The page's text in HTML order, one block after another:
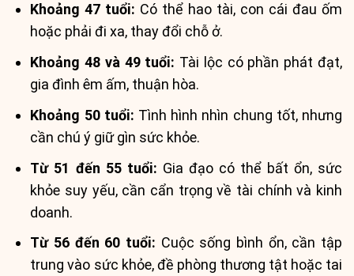
Khoảng 47 tuổi: Có thể hao tài, con cái đau ốm
hoặc phải đi xa, thay đổi chỗ ở.
Khoảng 48 và 49 tuổi: Tài lộc có phần phát đạt,
gia đình êm ấm, thuận hòa.
Khoảng 50 tuổi: Tình hình nhìn chung tốt, nhưng
cần chú ý giữ gìn sức khỏe.
Từ 51 đến 55 tuổi: Gia đạo có thể bất ổn, sức
khỏe suy yếu, cần cẩn trọng về tài chính và kinh
doanh.
Từ 56 đến 60 tuổi: Cuộc sống bình ổn, cần tập
trung vào sức khỏe, đề phòng thương tật hoặc tai